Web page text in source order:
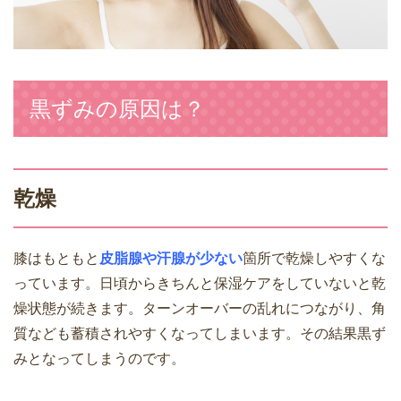
黒ずみの原因は？
乾燥
膝はもともと 皮脂腺や汗腺が少ない箇所で乾燥しやすくな
っています。日頃からきちんと保湿ケアをしていないと乾
燥状態が続きます。ターンオーバーの乱れにつながり、角
質なども蓄積されやすくなってしまいます。その結果黒ず
みとなってしまうのです。